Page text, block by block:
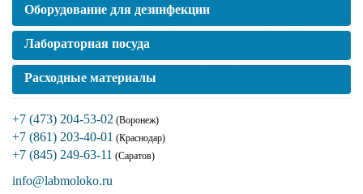
Оборудование для дезинфекции
Лабораторная посуда
Расходные материалы
+7 (473) 204-53-02 (Воронеж)
+7 (861) 203-40-01 (Краснодар)
+7 (845) 249-63-11 (Саратов)
info@labmoloko.ru